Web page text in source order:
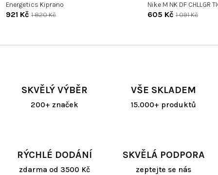
SKVĚLÝ VÝBĚR
200+ značek
VŠE SKLADEM
15.000+ produktů
RÝCHLÉ DODÁNÍ
zdarma od 3500 Kč
SKVĚLÁ PODPORA
zeptejte se nás
Energetics Kiprano
921 Kč 1 820 Kč
Nike M NK DF CHLLGR
605 Kč 1 091 Kč